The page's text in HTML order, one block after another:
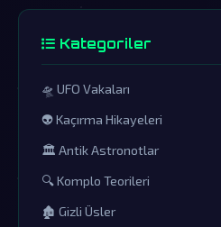
Kategoriler
🛸 UFO Vakaları
👽 Kaçırma Hikayeleri
🏛️ Antik Astronotlar
🔍 Komplo Teorileri
🏚️ Gizli Üsler